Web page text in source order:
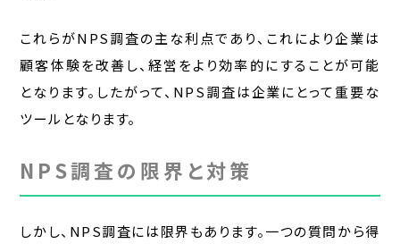
これらがNPS調査の主な利点であり、これにより企業は
顧客体験を改善し、経営をより効率的にすることが可能
となります。したがって、NPS調査は企業にとって重要な
ツールとなります。
NPS調査の限界と対策
しかし、NPS調査には限界もあります。一つの質問から得